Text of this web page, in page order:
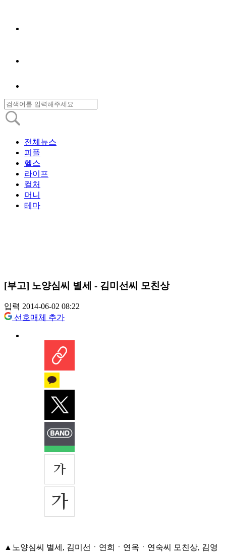
전체뉴스
피플
헬스
라이프
컬처
머니
테마
[부고] 노양심씨 별세 - 김미선씨 모친상
입력 2014-06-02 08:22
선호매체 추가
▲노양심씨 별세, 김미선ㆍ연희ㆍ연옥ㆍ연숙씨 모친상, 김영